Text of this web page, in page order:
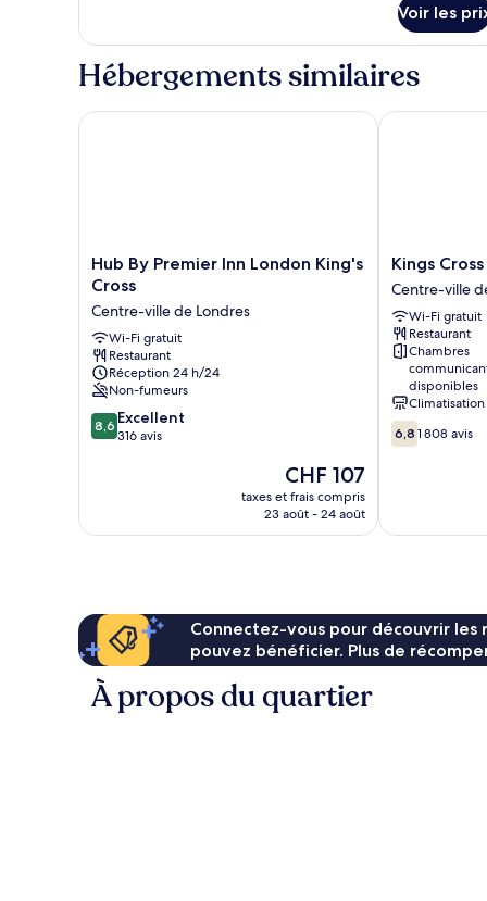
chambre :
Accessible
Double
Room
le
type
de
Accessible
Voir les
Hébergements similaires
Hub
By
Inn
London
King's
Cross
Centre-
ville
de
Hub By Premier Inn London King's
Cross
Centre-ville de Londres
Wi-Fi gratuit
Restaurant
Réception 24 h/24
Non-fumeurs
8.6
sur
8,6 Excellent
316 avis
Le
nouveau
prix
CHF 107
taxes et frais compris
23 août - 24 août
Hub By Premier Inn London King's Cross
Kings
Cross
Inn
Hotel
Centre-
ville
Londres
Kings
Centre-ville
Wi-Fi gratuit
Restaurant
Chambres
disponibles
Climatisation
6.8
sur
6,8 1 808 avis
Kings Cross
Connectez-vous pour découvrir
pouvez bénéficier. Plus de
À propos du quartier